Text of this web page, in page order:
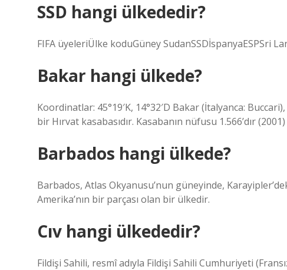
SSD hangi ülkededir?
FIFA üyeleriÜlke koduGüney SudanSSDİspanyaESPSri
Bakar hangi ülkede?
Koordinatlar: 45°19′K, 14°32′D Bakar (İtalyanca:
bir Hırvat kasabasıdır. Kasabanın nüfusu 1.566’dır
Barbados hangi ülkede?
Barbados, Atlas Okyanusu’nun güneyinde,
Amerika’nın bir parçası olan bir ülkedir.
Cıv hangi ülkededir?
Fildişi Sahili, resmî adıyla Fildişi Sahili Cumhuriyeti